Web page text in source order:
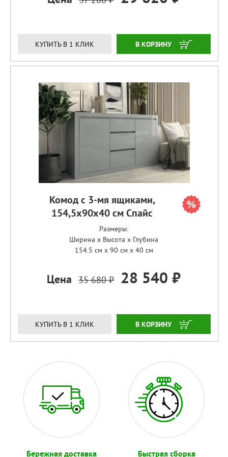
КУПИТЬ В 1 КЛИК ЗАКАЗАТЬ
Комод с 3-мя ящиками,
154,5х90х40 см Спайс
Размеры:
Ширина x Высота x Глубина
154.5 см x 90 см x 40 см
Цена 35 680 ₽ 28 540 ₽
КУПИТЬ В 1 КЛИК ЗАКАЗАТЬ
Бережная доставка
Быстрая сборка